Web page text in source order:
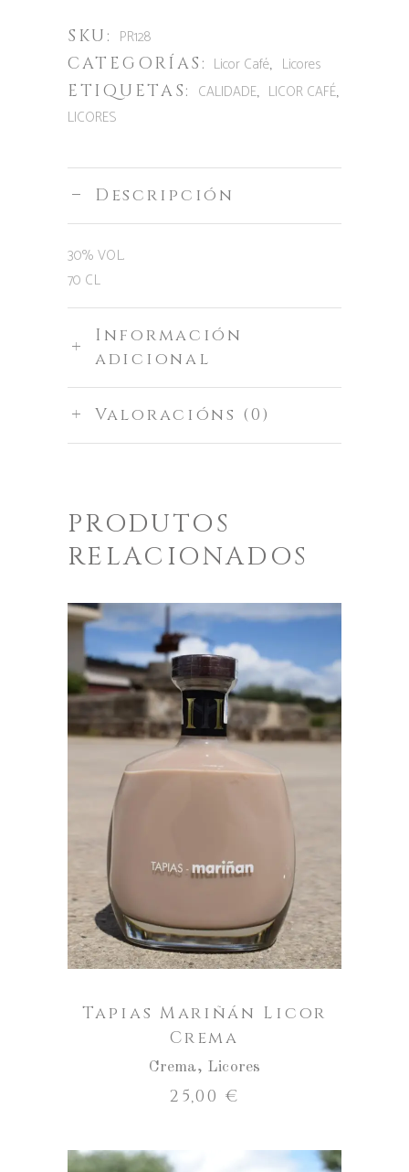
Mariñán
Licor
Café
SKU: PR128
CATEGORÍAS: Licor Café, Licores
ETIQUETAS: CALIDADE, LICOR CAFÉ,
LICORES
Descripción
30% VOL.
70 CL
Información
adicional
Valoracións (0)
PRODUTOS
RELACIONADOS
Tapias Mariñán Licor
Crema
Crema, Licores
25,00€